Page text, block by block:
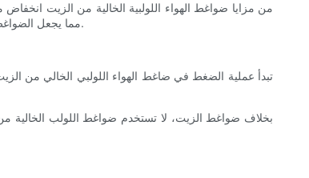
من مزايا ضواغط الهواء اللولبية الخالية من الزيت
مما يجعل الضواغط الخالية من الزيت حلاً اقتصاديًا على المدى الطويل. إضافةً إلى ذلك، تُعدّ الضواغط الخالية من الزيت أكثر صداقةً للبيئة، إذ لا تُنتج رذاذًا زيتيًا أو انبعاثات تُضرّ بالبيئة.
تبدأ عملية الضغط في ضاغط الهواء اللولبي الخالي من
بخلاف ضواغط الزيت، لا تستخدم ضواغط اللولب الخالية من